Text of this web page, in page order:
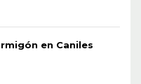
en Caniles